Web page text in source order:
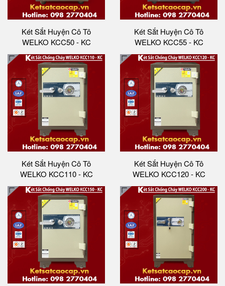
Két Sắt Huyện Cô Tô
WELKO KCC50 - KC
Két Sắt Huyện Cô Tô
WELKO KCC55 - KC
Két Sắt Huyện Cô Tô
WELKO KCC110 - KC
Két Sắt Huyện Cô Tô
WELKO KCC120 - KC